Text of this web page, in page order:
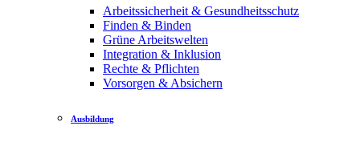
Arbeitssicherheit & Gesundheitsschutz
Finden & Binden
Grüne Arbeitswelten
Integration & Inklusion
Rechte & Pflichten
Vorsorgen & Absichern
Ausbildung